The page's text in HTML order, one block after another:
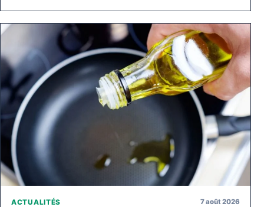
ACTUALITÉS 7 août 2026